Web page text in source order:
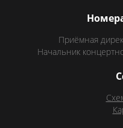
Приёмная
Начальник